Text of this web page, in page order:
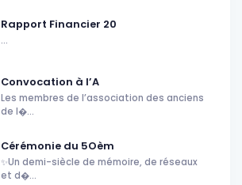
Rapport Financier 20
...
Convocation à l’A
Les membres de l’association des anciens
de l�...
Cérémonie du 5Oèm
✨Un demi-siècle de mémoire, de réseaux
et d�...